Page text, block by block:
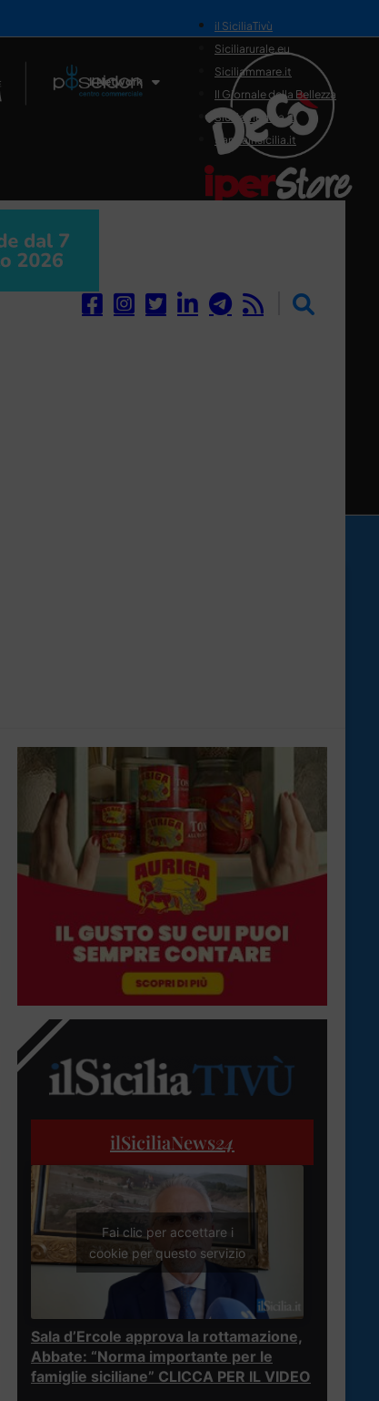
Il Network
il SiciliaTivù
Siciliarurale.eu
Siciliammare.it
Il Giornale della Bellezza
Siciliamedica.it
Sanitainsicilia.it
ilSiciliaNews24
Fai clic per accettare i
cookie per questo servizio
Sala d’Ercole approva la rottamazione,
Abbate: “Norma importante per le
famiglie siciliane” CLICCA PER IL VIDEO